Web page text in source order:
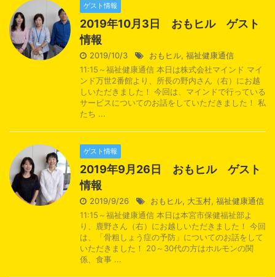
ゲスト情報
2019年10月3日 おもヒル ゲスト
情報
2019/10/3 おもヒル, 福祉健康通信
11:15～福祉健康通信 本日は株式会社マインド マイ
ンド万世2番館より、所長の野内さん（右）にお越
しいただきました！ 今回は、マインドで行っている
サービスについてのお話をしていただきました！ 私
たち ...
ゲスト情報
2019年9月26日 おもヒル ゲスト
情報
2019/9/26 おもヒル, 大玉村, 福祉健康通信
11:15～福祉健康通信 本日は本宮市保健福祉部よ
り、鹿野さん（右）にお越しいただきました！ 今回
は、「骨粗しょう症の予防」についてのお話をして
いただきました！ 20～30代の方はホルモンの関
係、食事 ...